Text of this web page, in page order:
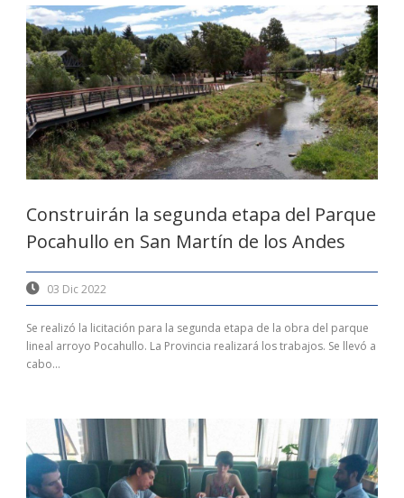
Construirán la segunda etapa del Parque
Pocahullo en San Martín de los Andes
03 Dic 2022
Se realizó la licitación para la segunda etapa de la obra del parque
lineal arroyo Pocahullo. La Provincia realizará los trabajos. Se llevó a
cabo...